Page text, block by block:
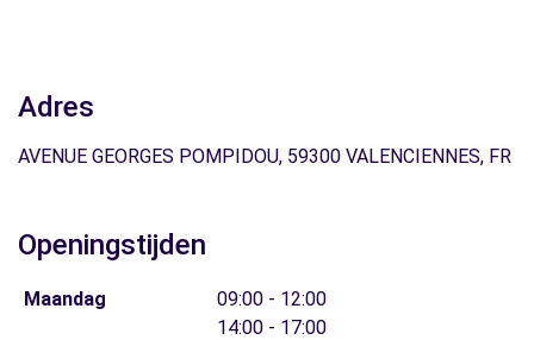
Adres
AVENUE GEORGES POMPIDOU, 59300 VALENCIENNES, FR
Openingstijden
Maandag
09:00 - 12:00
14:00 - 17:00